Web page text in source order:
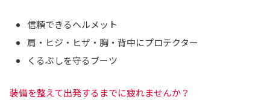
信頼できるヘルメット
肩・ヒジ・ヒザ・胸・背中にプロテクター
くるぶしを守るブーツ
装備を整えて出発するまでに疲れませんか？